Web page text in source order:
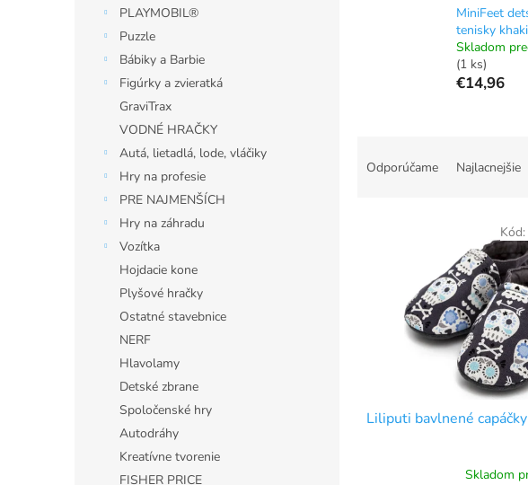
PLAYMOBIL®
Puzzle
Bábiky a Barbie
Figúrky a zvieratká
GraviTrax
VODNÉ HRAČKY
Autá, lietadlá, lode, vláčiky
Hry na profesie
PRE NAJMENŠÍCH
Hry na záhradu
Vozítka
Hojdacie kone
Plyšové hračky
Ostatné stavebnice
NERF
Hlavolamy
Detské zbrane
Spoločenské hry
Autodráhy
Kreatívne tvorenie
FISHER PRICE
MiniFeet
tenisky khaki
Skladom
(1 ks)
€14,96
Odporúčame Najlacnejšie
Liliputi bavlnené
Skladom
Kód: